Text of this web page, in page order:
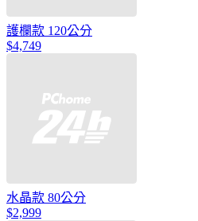
護欄款 120公分
$4,749
水晶款 80公分
$2,999